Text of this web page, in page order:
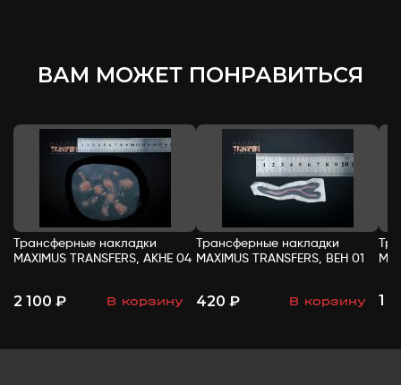
ВАМ МОЖЕТ ПОНРАВИТЬСЯ
Трансферные накладки
MAXIMUS TRANSFERS, АКНЕ 04
2 100 ₽ В корзину
- +
Трансферные накладки
MAXIMUS TRANSFERS, ВЕН 01
420 ₽ В корзину
- + 1